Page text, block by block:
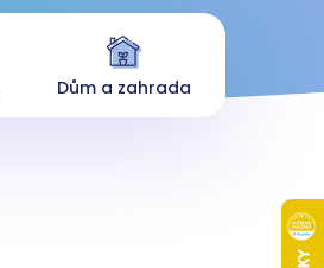
Dům a zahrada